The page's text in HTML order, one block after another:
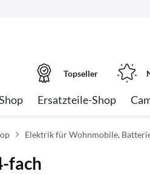
Topseller
Ersatzteile-Shop
Elektrik für Wohnmobile,
fach